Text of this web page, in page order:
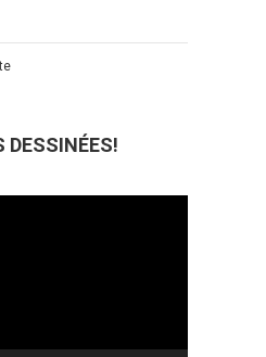
DESSINÉES!